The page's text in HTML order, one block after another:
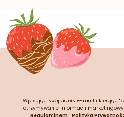
Wpisując swój adres e-mail i klikając
otrzymywanie informacji
Regulaminem i Polityką